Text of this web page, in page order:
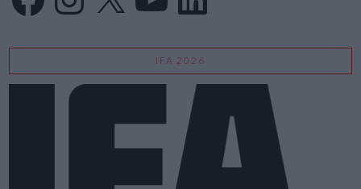
IFA 2026